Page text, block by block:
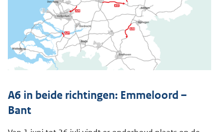
A6 in beide richtingen: Emmeloord –
Bant